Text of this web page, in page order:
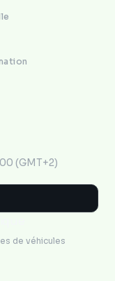
(GMT+2)
de véhicules